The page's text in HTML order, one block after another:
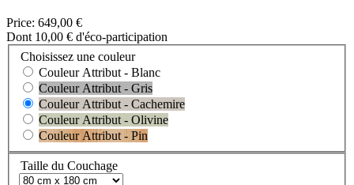
Price: 649,00 €
Dont 10,00 € d'éco-participation
Choisissez une couleur
Couleur Attribut - Blanc
Couleur Attribut - Gris
Couleur Attribut - Cachemire
Couleur Attribut - Olivine
Couleur Attribut - Pin
Taille du Couchage